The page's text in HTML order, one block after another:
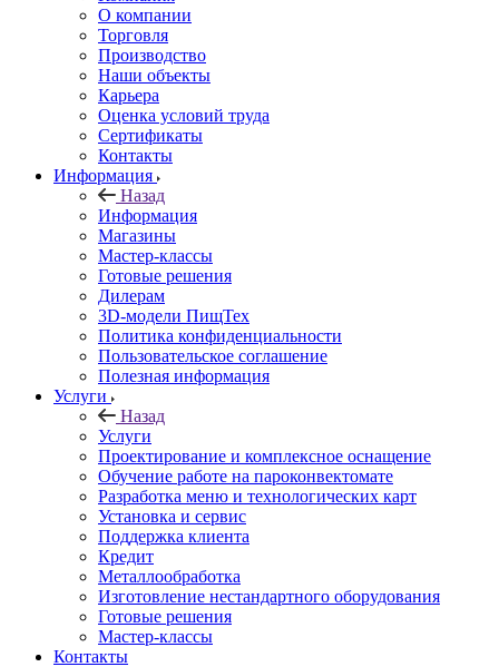
О компании
Торговля
Производство
Наши объекты
Карьера
Оценка условий труда
Сертификаты
Контакты
Информация
Назад
Информация
Магазины
Мастер-классы
Готовые решения
Дилерам
3D-модели ПищТех
Политика конфиденциальности
Пользовательское соглашение
Полезная информация
Услуги
Назад
Услуги
Проектирование и комплексное оснащение
Обучение работе на пароконвектомате
Разработка меню и технологических карт
Установка и сервис
Поддержка клиента
Кредит
Металлообработка
Изготовление нестандартного оборудования
Готовые решения
Мастер-классы
Контакты